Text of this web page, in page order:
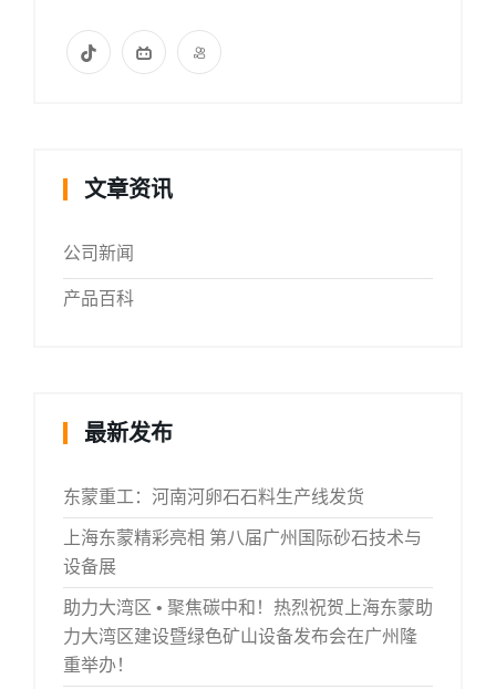
文章资讯
公司新闻
产品百科
最新发布
东蒙重工：河南河卵石石料生产线发货
上海东蒙精彩亮相 第八届广州国际砂石技术与
设备展
助力大湾区 • 聚焦碳中和！热烈祝贺上海东蒙助
力大湾区建设暨绿色矿山设备发布会在广州隆
重举办！